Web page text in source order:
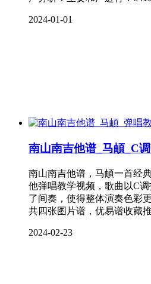
2024-01-01
南山南吉他谱_马頔_C
南山南吉他谱，马頔一首经
他弹唱教学视频，歌曲以C
了间奏，使得整体演奏色彩
共四张图片谱，优易谱收藏
2024-02-23